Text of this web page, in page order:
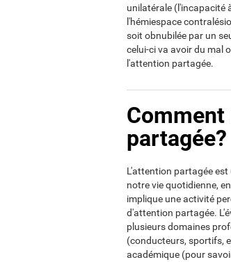
unilatérale (l'incapacité
l'hémiespace
soit obnubilée par un
celui-ci va avoir du mal
l'attention partagée.
partagée?
L'attention partagée
notre vie quotidienne,
implique une activité
d'attention partagée.
plusieurs domaines
(conducteurs, sportifs,
académique (pour